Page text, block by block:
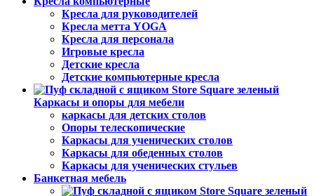
Кресла для руководителей
Кресла метта YOGA
Кресла для персонала
Игровые кресла
Детские кресла
Детские компьютерные кресла
Каркасы и опоры для мебели
каркасы для детских столов
Опоры телескопические
Каркасы для ученических столов
Каркасы для обеденных столов
Каркасы для ученических стульев
Банкетная мебель